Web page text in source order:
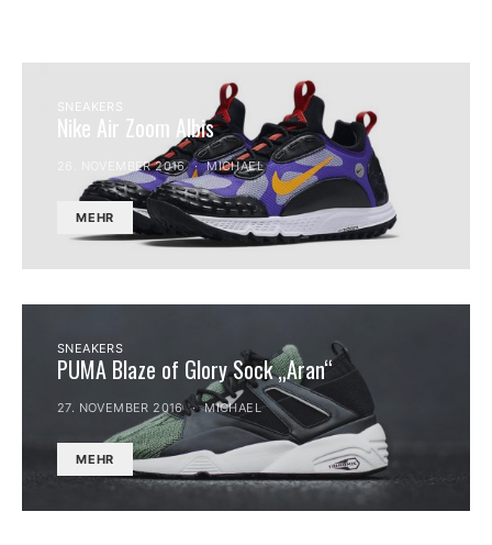
SNEAKERS
Nike Air Zoom Albis
26. NOVEMBER 2016 MICHAEL
MEHR
SNEAKERS
PUMA Blaze of Glory Sock „Aran“
27. NOVEMBER 2016 MICHAEL
MEHR